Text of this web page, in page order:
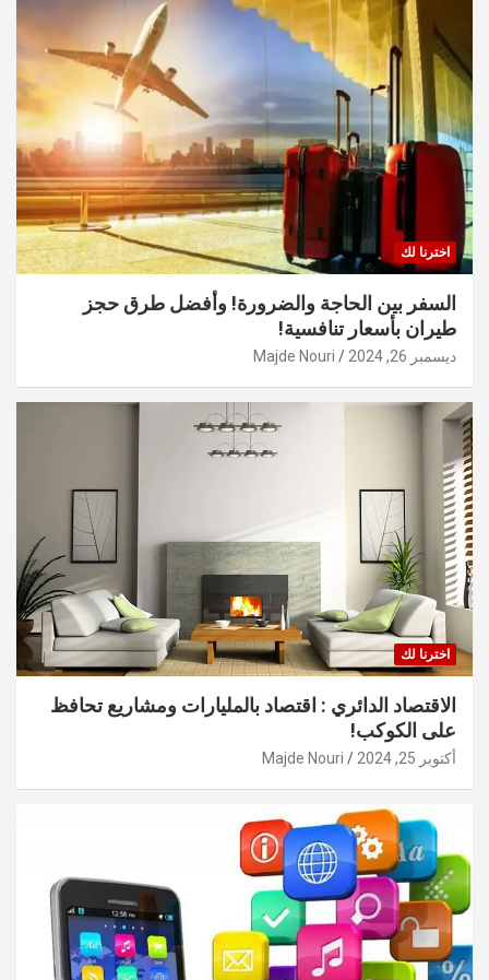
اخترنا لك
السفر بين الحاجة والضرورة! وأفضل طرق حجز
طيران بأسعار تنافسية!
ديسمبر 26, 2024 Majde Nouri
اخترنا لك
الاقتصاد الدائري : اقتصاد بالمليارات ومشاريع تحافظ
على الكوكب!
أكتوبر 25, 2024 Majde Nouri